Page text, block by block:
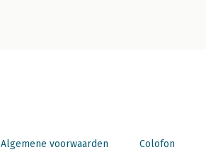
Algemene voorwaarden Colofon